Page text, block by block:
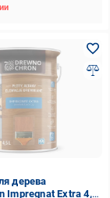
дерева
Impregnat Extra 4,5